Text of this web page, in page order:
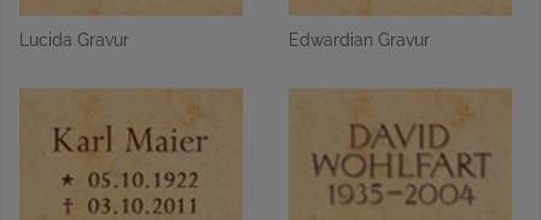
Lucida Gravur Edwardian Gravur